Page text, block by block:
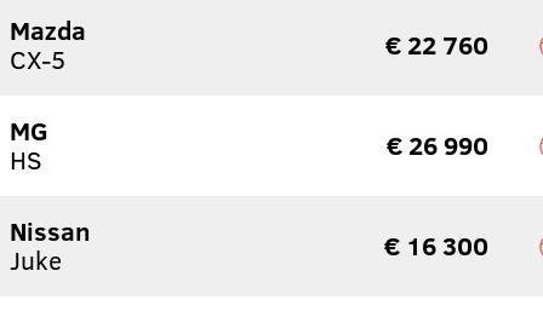
Mazda
CX-5
€ 22 760
MG
HS
€ 26 990
Nissan
Juke
€ 16 300